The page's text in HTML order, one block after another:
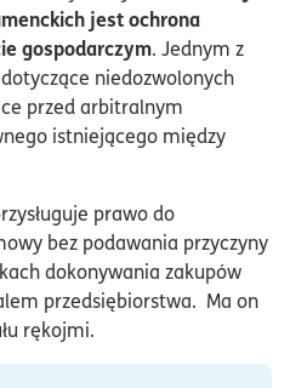
jest ochrona
gospodarczym. Jednym z
niedozwolonych
przed arbitralnym
istniejącego między
prawo do
bez podawania przyczyny
dokonywania zakupów
przedsiębiorstwa. Ma on
rękojmi.